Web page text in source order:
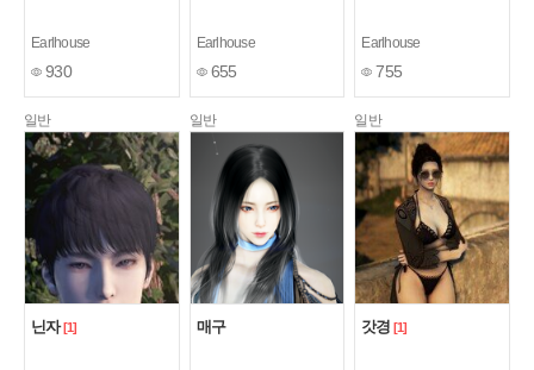
Earlhouse
930
Earlhouse
655
Earlhouse
755
일반
닌자 [1]
일반
매구
일반
갓경 [1]